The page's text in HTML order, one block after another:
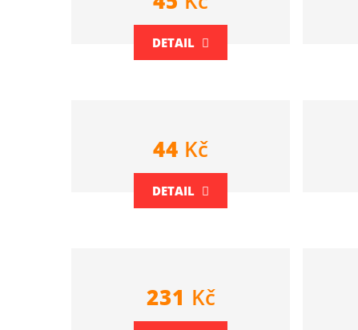
DETAIL
44 Kč
DETAIL
231 Kč